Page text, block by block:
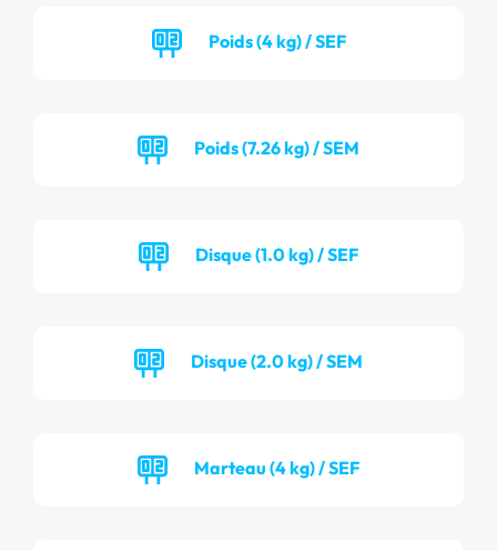
Poids (4 kg) / SEF
Poids (7.26 kg) / SEM
Disque (1.0 kg) / SEF
Disque (2.0 kg) / SEM
Marteau (4 kg) / SEF